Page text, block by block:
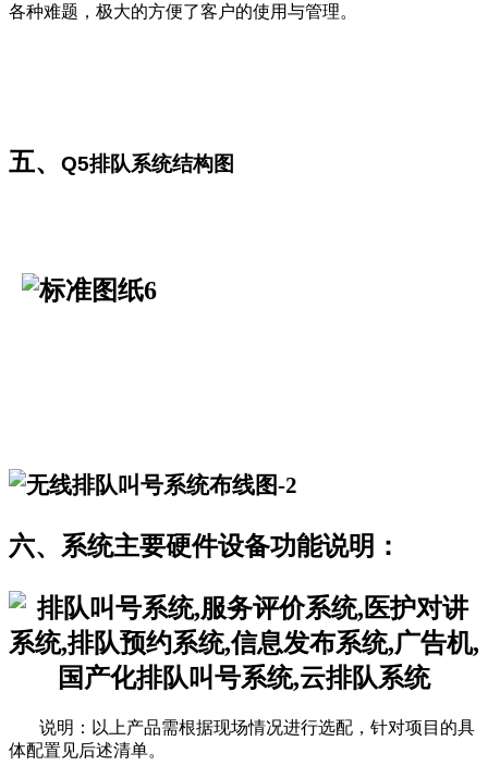
各种难题，极大的方便了客户的使用与管理。
五、 Q5排队系统结构图
六、 系统主要硬件设备功能说明：
说明：以上产品需根据现场情况进行选配，针对项目的具
体配置见后述清单。